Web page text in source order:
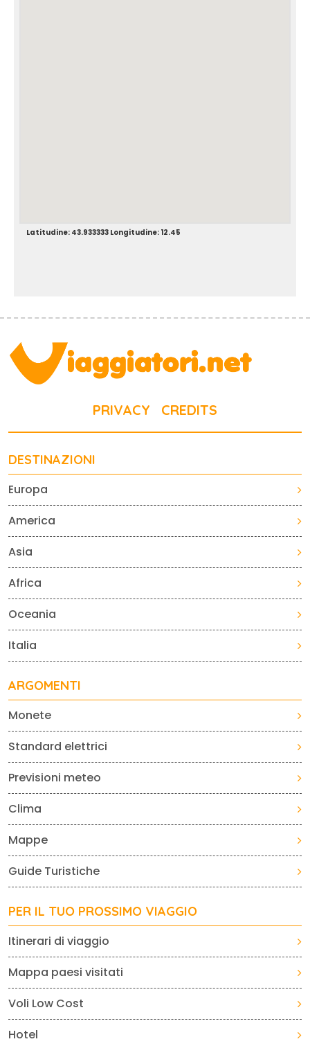
Latitudine: 43.933333 Longitudine: 12.45
PRIVACY CREDITS
DESTINAZIONI
Europa
America
Asia
Africa
Oceania
Italia
ARGOMENTI
Monete
Standard elettrici
Previsioni meteo
Clima
Mappe
Guide Turistiche
PER IL TUO PROSSIMO VIAGGIO
Itinerari di viaggio
Mappa paesi visitati
Voli Low Cost
Hotel